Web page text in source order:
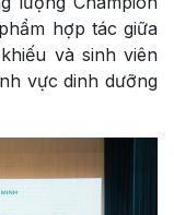
hợp tác giữa
và sinh viên
vực dinh dưỡng